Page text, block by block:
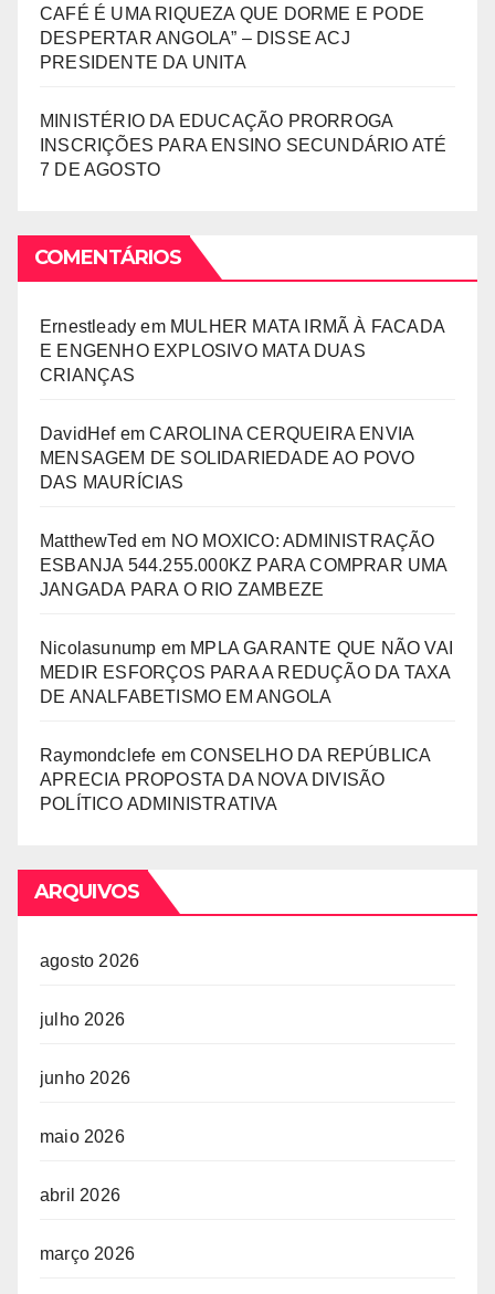
CAFÉ É UMA RIQUEZA QUE DORME E PODE
DESPERTAR ANGOLA” – DISSE ACJ
PRESIDENTE DA UNITA
MINISTÉRIO DA EDUCAÇÃO PRORROGA
INSCRIÇÕES PARA ENSINO SECUNDÁRIO ATÉ
7 DE AGOSTO
COMENTÁRIOS
Ernestleady em MULHER MATA IRMÃ À FACADA
E ENGENHO EXPLOSIVO MATA DUAS
CRIANÇAS
DavidHefemCAROLINA CERQUEIRA ENVIA
MENSAGEM DE SOLIDARIEDADE AO POVO
DAS MAURÍCIAS
MatthewTed em NO MOXICO: ADMINISTRAÇÃO
ESBANJA 544.255.000KZ PARA COMPRAR UMA
JANGADA PARA O RIO ZAMBEZE
Nicolasunump em MPLA GARANTE QUE NÃO VAI
MEDIR ESFORÇOS PARA A REDUÇÃO DA TAXA
DE ANALFABETISMO EM ANGOLA
Raymondclefe emCONSELHO DA REPÚBLICA
APRECIA PROPOSTA DA NOVA DIVISÃO
POLÍTICO ADMINISTRATIVA
ARQUIVOS
agosto 2026
julho 2026
junho 2026
maio 2026
abril 2026
março 2026